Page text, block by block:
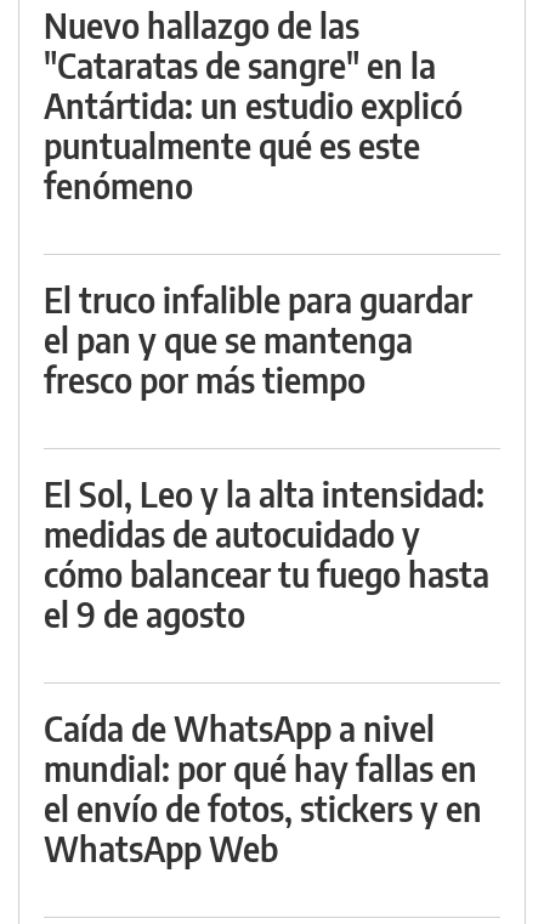
Nuevo hallazgo de las
"Cataratas de sangre" en la
Antártida: un estudio explicó
puntualmente qué es este
fenómeno
El truco infalible para guardar
el pan y que se mantenga
fresco por más tiempo
El Sol, Leo y la alta intensidad:
medidas de autocuidado y
cómo balancear tu fuego hasta
el 9 de agosto
Caída de WhatsApp a nivel
mundial: por qué hay fallas en
el envío de fotos, stickers y en
WhatsApp Web